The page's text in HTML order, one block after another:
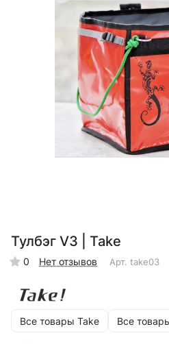
Тулбэг V3 | Take
0 Нет отзывов Арт. take03
Все товары Take Все